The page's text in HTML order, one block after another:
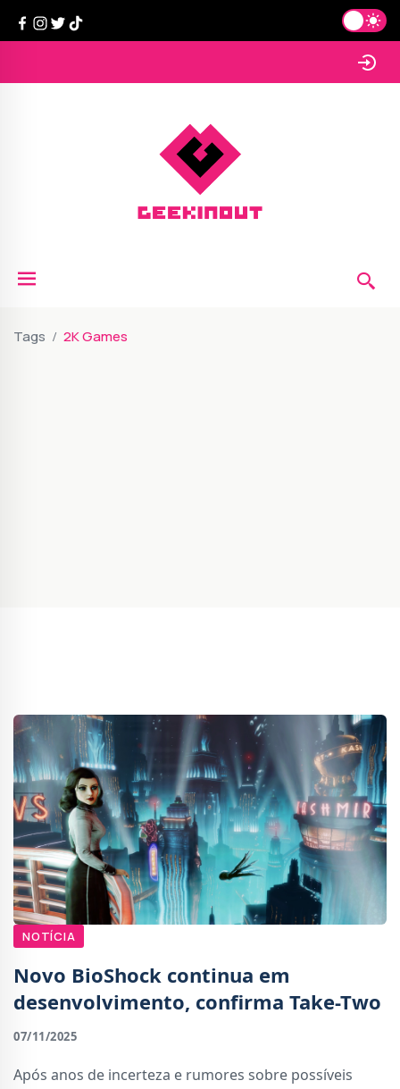
Tags 2K Games
NOTÍCIA
Novo BioShock continua em
desenvolvimento, confirma Take-Two
07/11/2025
Após anos de incerteza e rumores sobre possíveis